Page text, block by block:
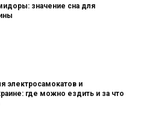
значение сна для
электросамокатов и
где можно ездить и за что